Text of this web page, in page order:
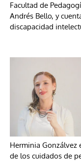
Facultad de
Andrés Bello, y
discapacidad
Herminia Gonzálvez
de los cuidados de